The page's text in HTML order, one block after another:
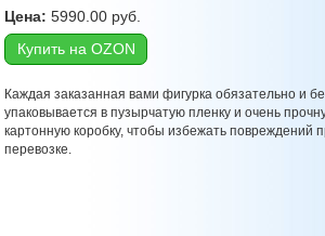
Цена: 5990.00 руб.
Купить на OZON
Каждая заказанная вами фигурка обязательно и
упаковывается в пузырчатую пленку и очень
картонную коробку, чтобы избежать повреждений
перевозке.